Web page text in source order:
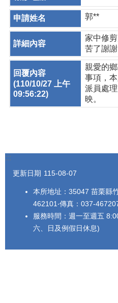
郭**
家中修
苦了謝
親愛的
事項，
派員處
映。
:::
更新日期 115-08-07
本所地址：35047 苗栗縣
462101‧傳真：037-467207
服務時間：週一至週五
六、日及例假日休息)